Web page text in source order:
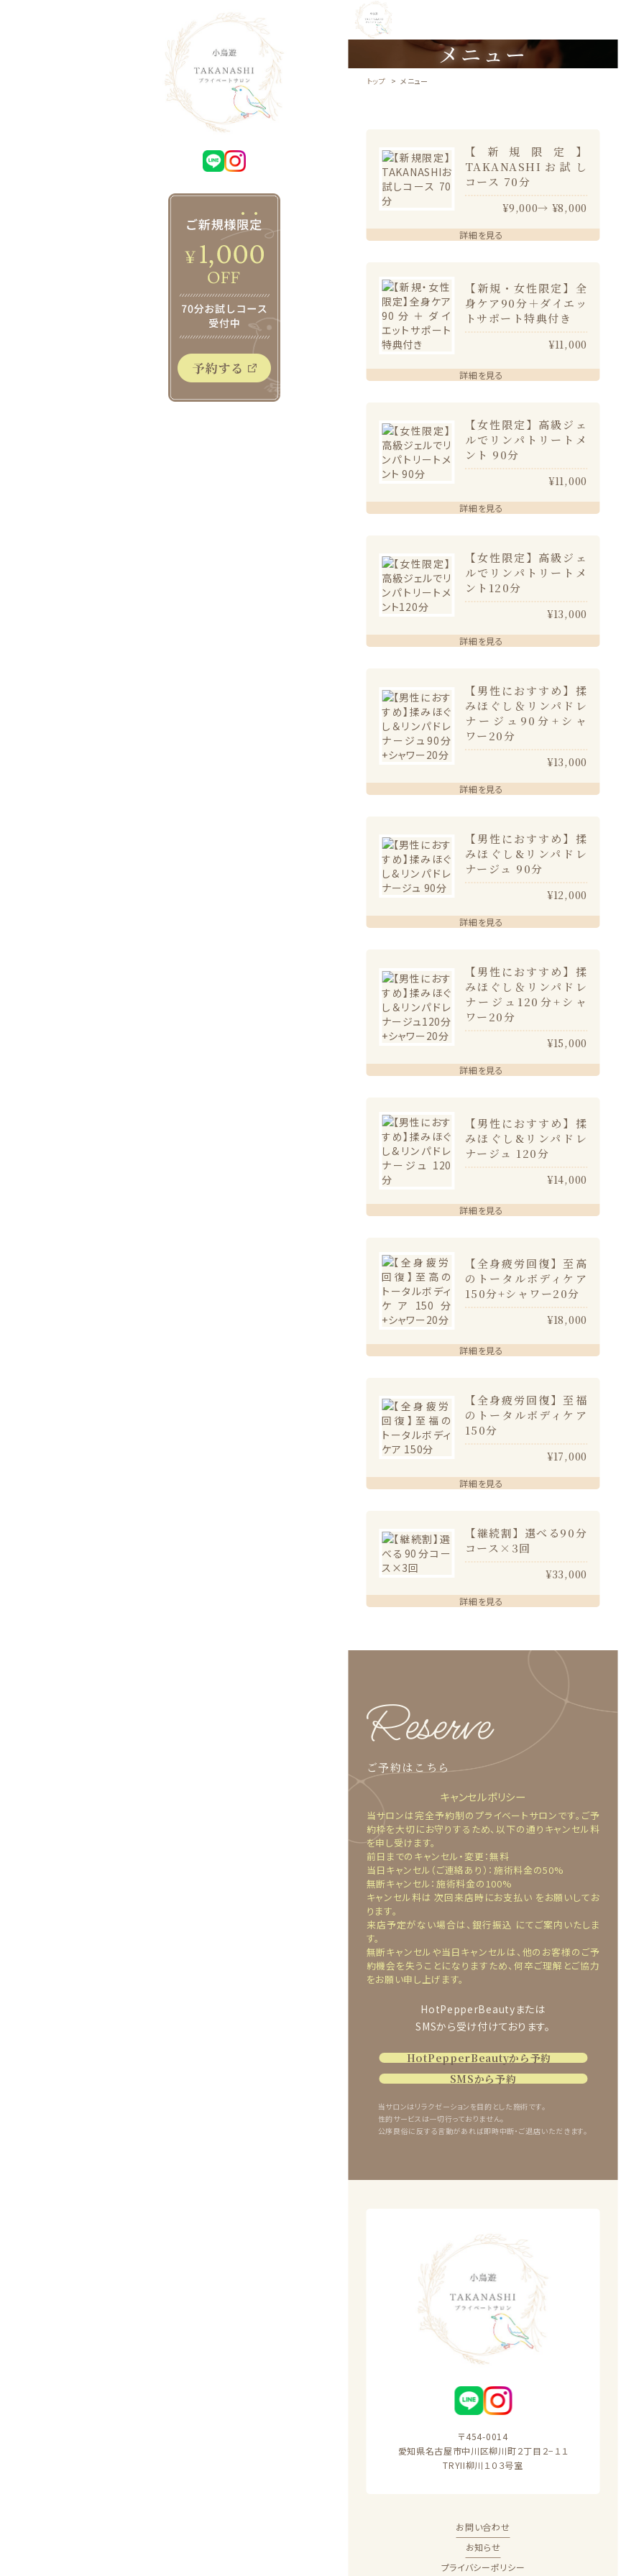
メニュー
トップ メニュー
【新規限定】
TAKANASHIお試し
コース 70分
¥9,000→ ¥8,000
詳細を見る
【新規・女性限定】全
身ケア90分＋ダイエッ
トサポート特典付き
¥11,000
詳細を見る
【女性限定】高級ジェ
ルでリンパトリートメ
ント 90分
¥11,000
詳細を見る
【女性限定】高級ジェ
ルでリンパトリートメ
ント120分
¥13,000
詳細を見る
【男性におすすめ】揉
みほぐし＆リンパドレ
ナージュ90分+シャ
ワー20分
¥13,000
詳細を見る
【男性におすすめ】揉
みほぐし&リンパドレ
ナージュ 90分
¥12,000
詳細を見る
【男性におすすめ】揉
みほぐし＆リンパドレ
ナージュ120分+シャ
ワー20分
¥15,000
詳細を見る
【男性におすすめ】揉
みほぐし&リンパドレ
ナージュ 120分
¥14,000
詳細を見る
【全身疲労回復】至高
のトータルボディケア
150分+シャワー20分
¥18,000
詳細を見る
【全身疲労回復】至福
のトータルボディケア
150分
¥17,000
詳細を見る
【継続割】選べる90分
コース×3回
¥33,000
詳細を見る
Reserve
ご予約はこちら
キャンセルポリシー
当サロンは完全予約制のプライベートサロンです。ご予
約枠を大切にお守りするため、以下の通りキャンセル料
を申し受けます。
前日までのキャンセル・変更：無料
当日キャンセル（ご連絡あり）：施術料金の50%
無断キャンセル：施術料金の100%
キャンセル料は 次回来店時にお支払い をお願いしてお
ります。
来店予定がない場合は、銀行振込 にてご案内いたしま
す。
無断キャンセルや当日キャンセルは、他のお客様のご予
約機会を失うことになりますため、何卒ご理解とご協力
をお願い申し上げます。
HotPepperBeautyまたは
SMSから受け付けております。
HotPepperBeautyから予約
SMSから予約
当サロンはリラクゼーションを目的とした施術です。
性的サービスは一切行っておりません。
公序良俗に反する言動があれば即時中断・ご退店いただきます。
〒454-0014
愛知県名古屋市中川区柳川町２丁目２−１１
TRYII柳川１０３号室
お問い合わせ
お知らせ
プライバシーポリシー